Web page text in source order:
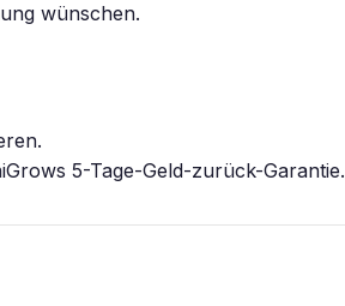
wünschen.
5-Tage-Geld-zurück-Garantie.